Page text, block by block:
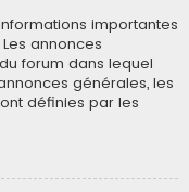
importantes
annonces
forum dans lequel
générales, les
définies par les